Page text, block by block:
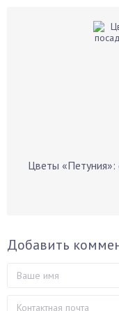
Цветы
Добавить